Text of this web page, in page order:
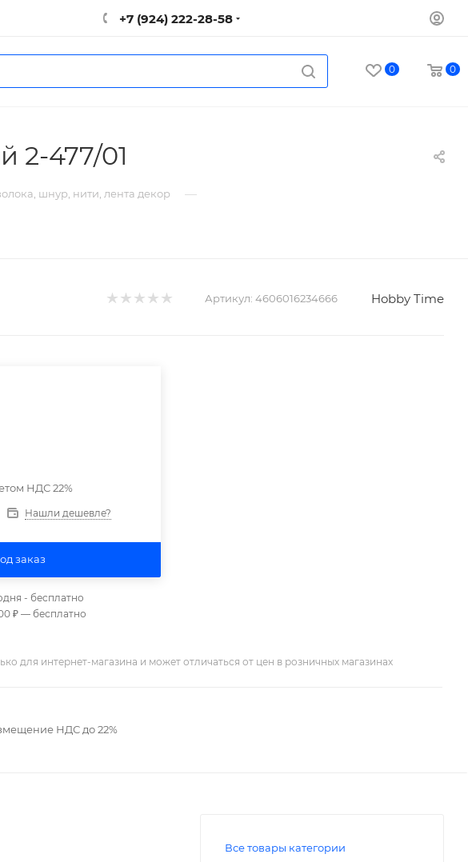
+7 (924) 222-28-58
0 0
2-477/01
шнур, нити, лента декор —
Артикул: 4606016234666 Hobby Time
НДС 22%
Нашли дешевле?
заказ
- бесплатно
₽ — бесплатно
для интернет-магазина и может отличаться от цен в розничных магазинах
НДС до 22%
Все товары категории